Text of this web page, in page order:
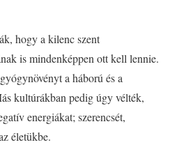
hogy a kilenc szent
is mindenképpen ott kell lennie.
a háború és a
kultúrákban pedig úgy vélték,
energiákat; szerencsét,
életükbe.